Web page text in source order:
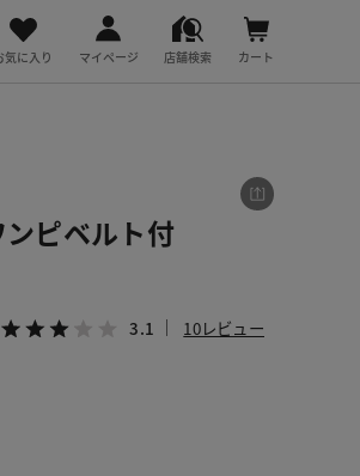
気に入り マイページ 店舗検索
fitfit
カート
ピベルト付
3.1 10レビュー